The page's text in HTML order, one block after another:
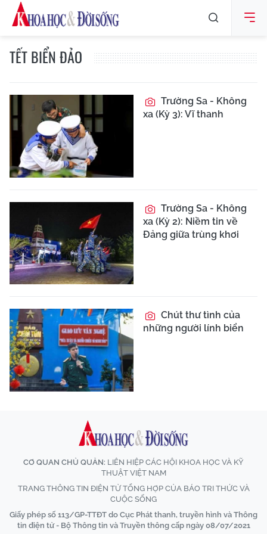
TẾT BIỂN ĐẢO
Trường Sa - Không
xa (Kỳ 3): Vĩ thanh
Trường Sa - Không
xa (Kỳ 2): Niềm tin về
Đảng giữa trùng khơi
Chút thư tình của
những người lính biển
CƠ QUAN CHỦ QUẢN: LIÊN HIỆP CÁC HỘI KHOA HỌC VÀ KỸ
THUẬT VIỆT NAM
TRANG THÔNG TIN ĐIỆN TỬ TỔNG HỢP CỦA BÁO TRI THỨC VÀ
CUỘC SỐNG
Giấy phép số 113/GP-TTĐT do Cục Phát thanh, truyền hình và Thông
tin điện tử - Bộ Thông tin và Truyền thông cấp ngày 08/07/2021